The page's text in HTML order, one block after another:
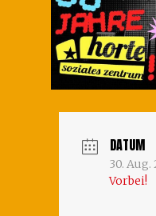
DATUM
30. Aug.
Vorbei!